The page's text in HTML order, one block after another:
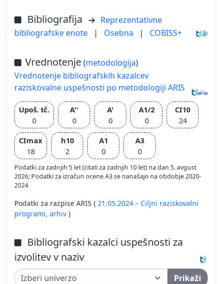
Bibliografija
Reprezentativne
bibliografske enote
| Osebna | COBISS+
Vrednotenje(metodologija)
Vrednotenje bibliografskih kazalcev
raziskovalne uspešnosti po metodologiji ARIS
Upoš. tč.
0
A''
0
A'
0
A1/2
0
CI10
24
CImax
18
h10
2
A1
0
A3
0
Podatki za zadnjih 5 let (citati za zadnjih 10 let) na dan 5. avgust
2026; Podatki za izračun ocene A3 se nanašajo na obdobje 2020-
2024
Podatki za razpise ARIS ( 21.05.2024 – Ciljni raziskovalni
programi, arhiv )
Bibliografski kazalci uspešnosti za
izvolitev v naziv
Prikaži